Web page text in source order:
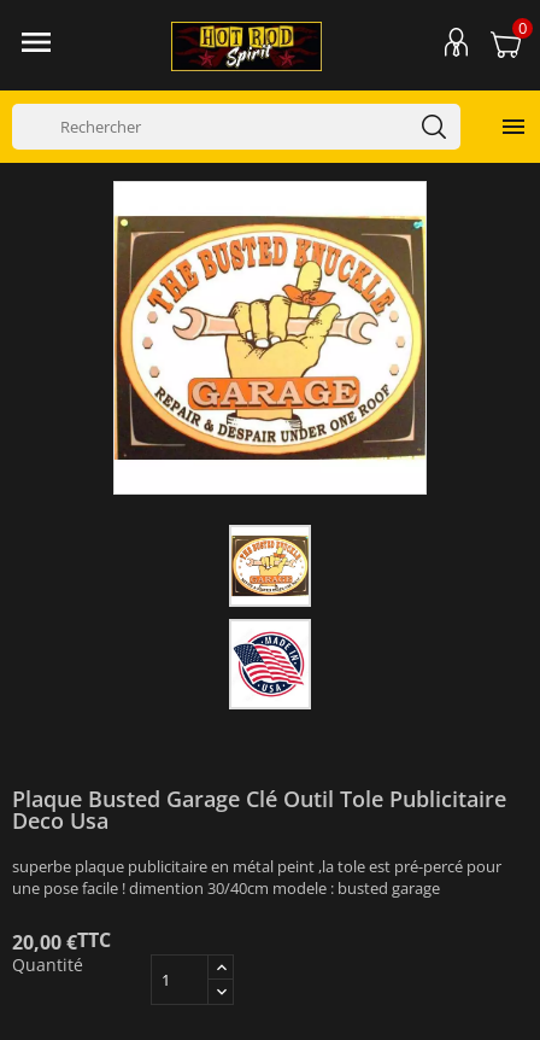
 0

Plaque Busted Garage Clé Outil Tole Publicitaire
Deco Usa
superbe plaque publicitaire en métal peint ,la tole est pré-percé pour
une pose facile ! dimention 30/40cm modele : busted garage
20,00 €TTC
Quantité